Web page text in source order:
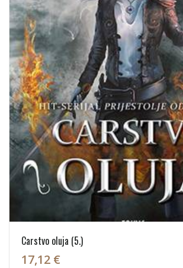
Carstvo oluja (5.)
17,12 €